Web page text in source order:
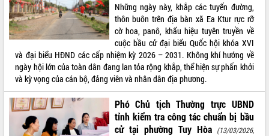
Những ngày này, khắp các tuyến đường,
thôn buôn trên địa bàn xã Ea Ktur rực rỡ
cờ hoa, panô, khẩu hiệu tuyên truyền về
cuộc bầu cử đại biểu Quốc hội khóa XVI
và đại biểu HĐND các cấp nhiệm kỳ 2026 – 2031. Không khí hướng về
ngày hội lớn của toàn dân đang lan tỏa rộng khắp, thể hiện sự phấn khởi
và kỳ vọng của cán bộ, đảng viên và nhân dân địa phương.
Phó Chủ tịch Thường trực UBND
tỉnh kiểm tra công tác chuẩn bị bầu
cử tại phường Tuy Hòa (13/03/2026,